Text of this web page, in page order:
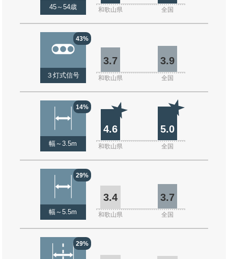
45～54歳 和歌山県 全国
43%
３灯式信号
3.7 3.9
和歌山県 全国
14%
幅～3.5m
4.6 5.0
和歌山県 全国
29%
幅～5.5m
3.4 3.7
和歌山県 全国
29%